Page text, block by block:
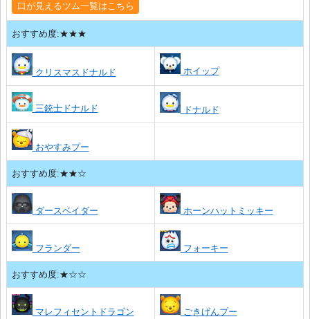
口が見えるツム一覧はこちら
おすすめ度:★★★
クリスマスドナルド ホイップ
三銃士ドナルド ドナルド
おやすみプー
おすすめ度:★★☆
ダースベイダー ホーンハットミッキー
フランダー フォーキー
おすすめ度:★☆☆
マレフィセントドラゴン ごきげんプー